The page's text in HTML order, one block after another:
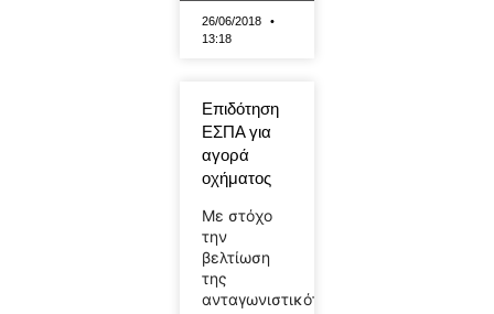
26/06/2018
13:18
Eπιδότηση
ΕΣΠΑ για
αγορά
οχήματος
Με στόχο
την
βελτίωση
της
ανταγωνιστικότητας